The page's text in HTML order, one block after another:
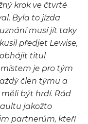
krok ve čtvrté
Byla to jízda
musí jít taky
předjet Lewise,
obhájit titul
je pro tým
člen týmu a
být hrdí. Rád
jakožto
partnerům, kteří